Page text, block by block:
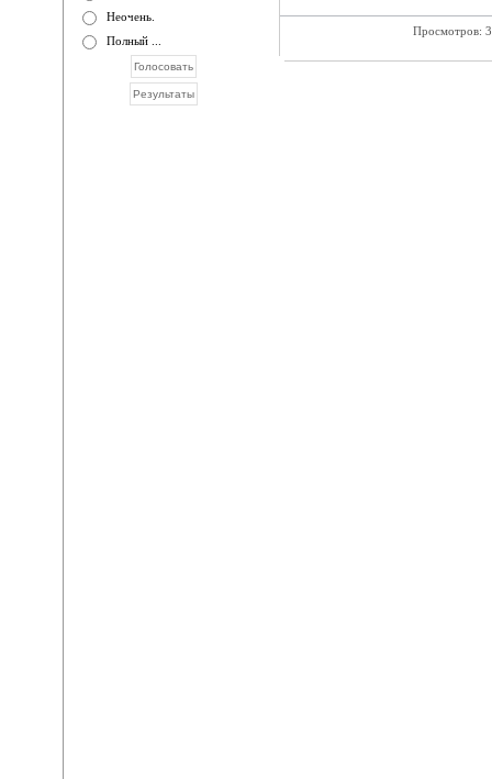
Неочень.
Полный ...
Просмотров: